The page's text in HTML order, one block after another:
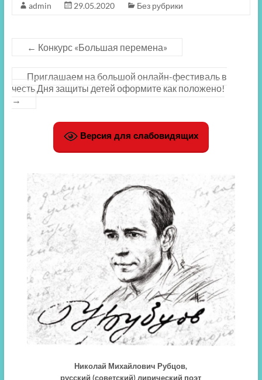
admin 29.05.2020 Без рубрики
← Конкурс «Большая перемена»
Приглашаем на большой онлайн-фестиваль в
честь Дня защиты детей оформите как положено!
→
Версия для слабовидящих
Николай Михайлович Рубцов,
русский (советский) лирический поэт